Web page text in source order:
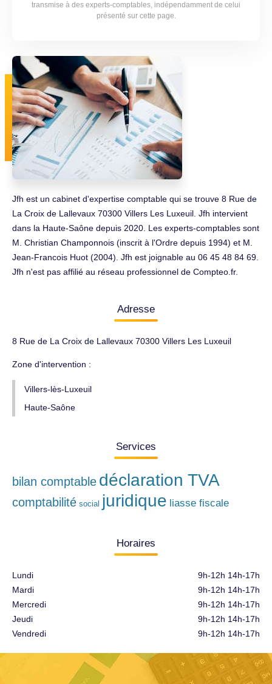
transmise à des experts-comptables, indépendamment de celui
présenté sur cette page.
Jfh est un cabinet d'expertise comptable qui se trouve 8 Rue de
La Croix de Lallevaux 70300 Villers Les Luxeuil. Jfh intervient
dans la Haute-Saône depuis 2020. Les experts-comptables sont
M. Christian Champonnois (inscrit à l'Ordre depuis 1994) et M.
Jean-Francois Huot (2004). Jfh est joignable au 06 45 48 84 69.
Jfh n'est pas affilié au réseau professionnel de Compteo.fr.
Adresse
8 Rue de La Croix de Lallevaux 70300 Villers Les Luxeuil
Zone d'intervention :
Villers-lès-Luxeuil
Haute-Saône
Services
bilan comptable déclaration TVA
comptabilité social juridique liasse fiscale
Horaires
Lundi
Mardi
Mercredi
Jeudi
Vendredi
9h-12h 14h-17h
9h-12h 14h-17h
9h-12h 14h-17h
9h-12h 14h-17h
9h-12h 14h-17h